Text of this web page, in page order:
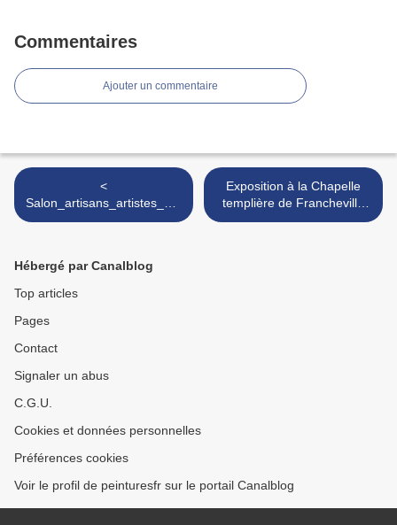
Commentaires
Ajouter un commentaire
<
Salon_artisans_artistes_Me
netou_salon_2024
Exposition à la Chapelle
templière de Francheville
18220 Brécy >
Hébergé par Canalblog
Top articles
Pages
Contact
Signaler un abus
C.G.U.
Cookies et données personnelles
Préférences cookies
Voir le profil de peinturesfr sur le portail Canalblog